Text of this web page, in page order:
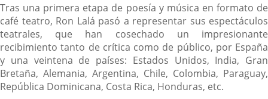
Tras una primera etapa de poesía y música en formato de
café teatro, Ron Lalá pasó a representar sus espectáculos
teatrales, que han cosechado un impresionante
recibimiento tanto de crítica como de público, por España
y una veintena de países: Estados Unidos, India, Gran
Bretaña, Alemania, Argentina, Chile, Colombia, Paraguay,
República Dominicana, Costa Rica, Honduras, etc.